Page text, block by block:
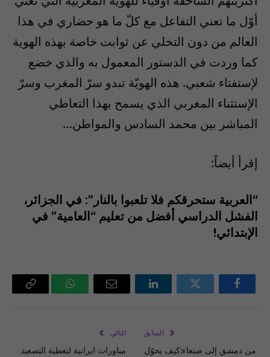
أوّل ما تعني التفاعل مع كلّ ما هو حضاري في هذا
العالم من دون التخلي عن ثوابت خاصة بهذه الهوية
كما وردت في الدستور المعمول به والذي خضع
لإستفتاء شعبي. هذه الهويّة تبدو سرّ المغرب وسرّ
الإستثناء المغربي الذي يسمح بهذا التعاطي
المباشر بين محمد السادس والمواطن…
إقرأ أيضاً:
“العربية ستحرقكم فلا تلعبوا بالنار”: في الجزائر،
الفشل الدراسي أفضل من تعليم “العامية” في
الإبتدائي!
فيسبوك تويتر لينكدإن
البريد
واتساب Copy
السابق
من دمشق إلى صنعاء:كيف يحوّل
التالي
مناورات ايرانية لتغطية التصعيد